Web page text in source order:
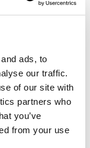
ads, to
our traffic.
of our site with
partners who
you’ve
from your use
analítica web
resultado en